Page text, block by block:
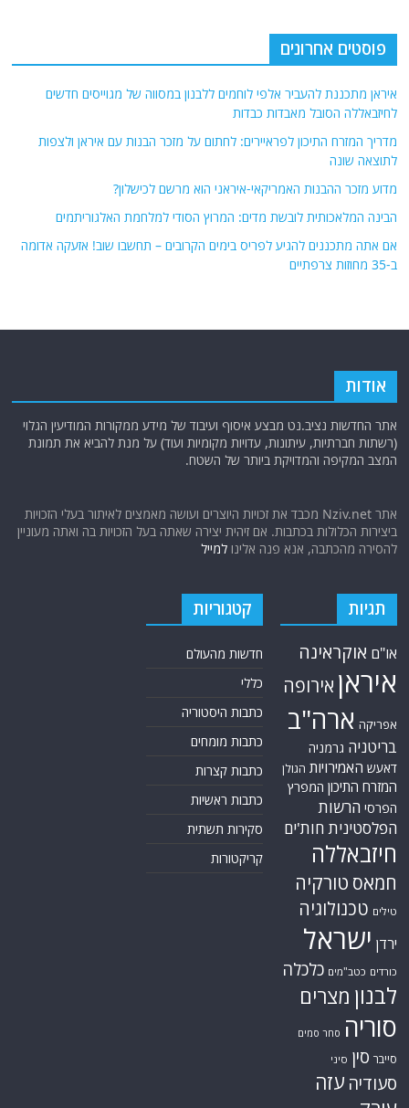
פוסטים אחרונים
איראן מתכננת להעביר אלפי לוחמים ללבנון במסווה של מגוייסים חדשים
לחיזבאללה הסובל מאבדות כבדות
מדריך המזרח התיכון לפראיירים: לחתום על מזכר הבנות עם איראן ולצפות
לתוצאה שונה
מדוע מזכר ההבנות האמריקאי-איראני הוא מרשם לכישלון?
הבינה המלאכותית לובשת מדים: המרוץ הסודי למלחמת האלגוריתמים
אם אתה מתכננים להגיע לפריס בימים הקרובים – תחשבו שוב! אזעקה אדומה
ב-35 מחוזות צרפתיים
אודות
אתר החדשות נציב.נט מבצע איסוף ועיבוד של מידע ממקורות המודיעין הגלוי
(רשתות חברתיות, עיתונות, עדויות מקומיות ועוד) על מנת להביא את תמונת
המצב המקיפה והמדויקת ביותר של השטח.
אתר Nziv.net מכבד את זכויות היוצרים ועושה מאמצים לאיתור בעלי הזכויות
ביצירות הכלולות בכתבות. אם זיהית יצירה שאתה בעל הזכויות בה ואתה מעוניין
להסירה מהכתבה, אנא פנה אלינולמייל
תגיות
או"ם אוקראינה
איראן אירופה
אפריקה ארה"ב
בריטניה גרמניה
דאעש האמירויות הגולן
המזרח התיכון המפרץ
הפרסי הרשות
הפלסטינית חות'ים
חיזבאללה
חמאס טורקיה
טילים טכנולוגיה
ירדן ישראל
כורדים כטב"מים כלכלה
לבנון מצרים
סוריה סחר סמים
סייבר סין סיני
סעודיה עזה
קטגוריות
חדשות מהעולם
כללי
כתבות היסטוריה
כתבות מומחים
כתבות קצרות
כתבות ראשיות
סקירות תשתית
קריקטורות